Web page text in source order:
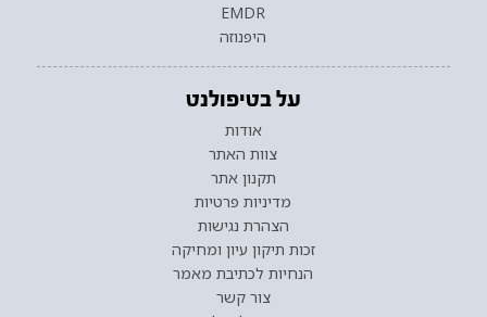
EMDR
היפנוזה
על בטיפולנט
אודות
צוות האתר
תקנון אתר
מדיניות פרטיות
הצהרת נגישות
זכות תיקון עיון ומחיקה
הנחיות לכתיבת מאמר
צור קשר